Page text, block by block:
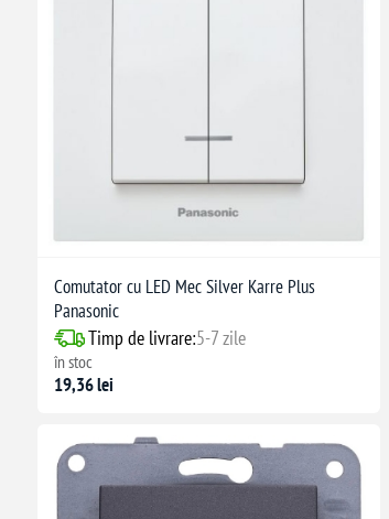
Comutator cu LED Mec Silver Karre Plus
Panasonic
Timp de livrare:5-7 zile
în stoc
19,36 lei